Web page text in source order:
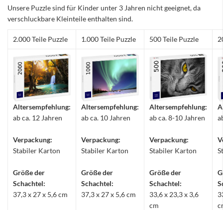
Unsere Puzzle sind für Kinder unter 3 Jahren nicht geeignet, da
verschluckbare Kleinteile enthalten sind.
2.000 Teile Puzzle 1.000 Teile Puzzle 500 Teile Puzzle
Altersempfehlung:
ab ca. 12 Jahren
Verpackung:
Stabiler Karton
Größe der
Schachtel:
37,3 x 27 x 5,6 cm
Altersempfehlung:
ab ca. 10 Jahren
Verpackung:
Stabiler Karton
Größe der
Schachtel:
37,3 x 27 x 5,6 cm
Altersempfehlung:
ab ca. 8-10 Jahren
Verpackung:
Stabiler Karton
Größe der
Schachtel:
33,6 x 23,3 x 3,6
cm